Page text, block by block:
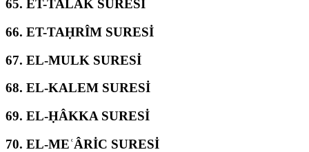
65. ET-TALĀK SURESİ
66. ET-TAḤRÎM SURESİ
67. EL-MULK SURESİ
68. EL-KALEM SURESİ
69. EL-ḤÂKKA SURESİ
70. EL-MEʿÂRİC SURESİ